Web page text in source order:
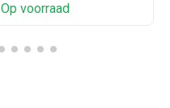
Op voorraad